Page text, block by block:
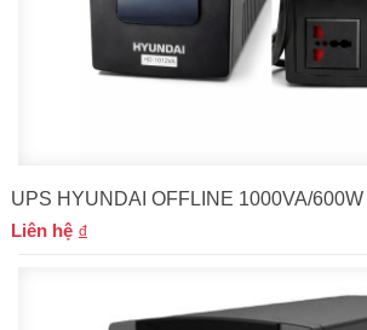
UPS HYUNDAI OFFLINE 1000VA/
Liên hệ